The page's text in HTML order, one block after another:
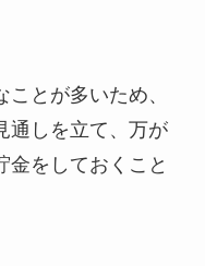
とが多いため、
通しを立て、万が
金をしておくこと